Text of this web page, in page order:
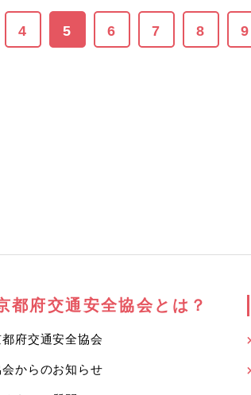
4 5 6 7 8 9
都府交通安全協会とは？
府交通安全協会
からのお知らせ